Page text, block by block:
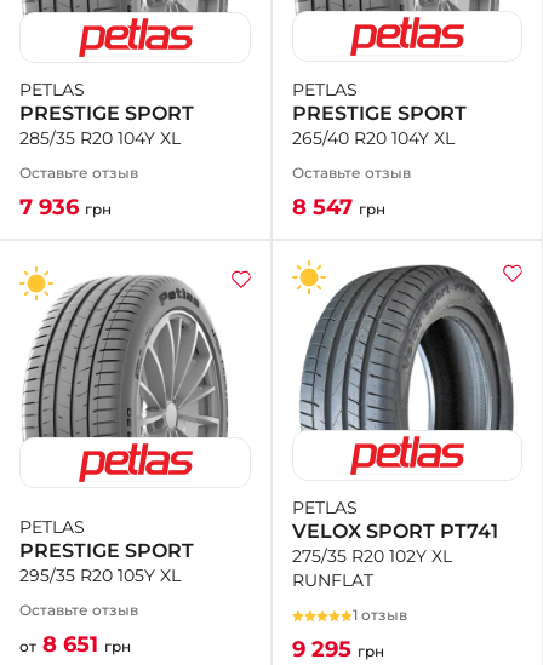
PETLAS
PRESTIGE SPORT
285/35 R20 104Y XL
Оставьте отзыв
7 936 грн
PETLAS
PRESTIGE SPORT
265/40 R20 104Y XL
Оставьте отзыв
8 547 грн
PETLAS
PRESTIGE SPORT
295/35 R20 105Y XL
Оставьте отзыв
от 8 651 грн
PETLAS
VELOX SPORT PT741
275/35 R20 102Y XL
RUNFLAT
1 отзыв
9 295 грн